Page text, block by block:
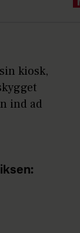
kiosk,
ind ad